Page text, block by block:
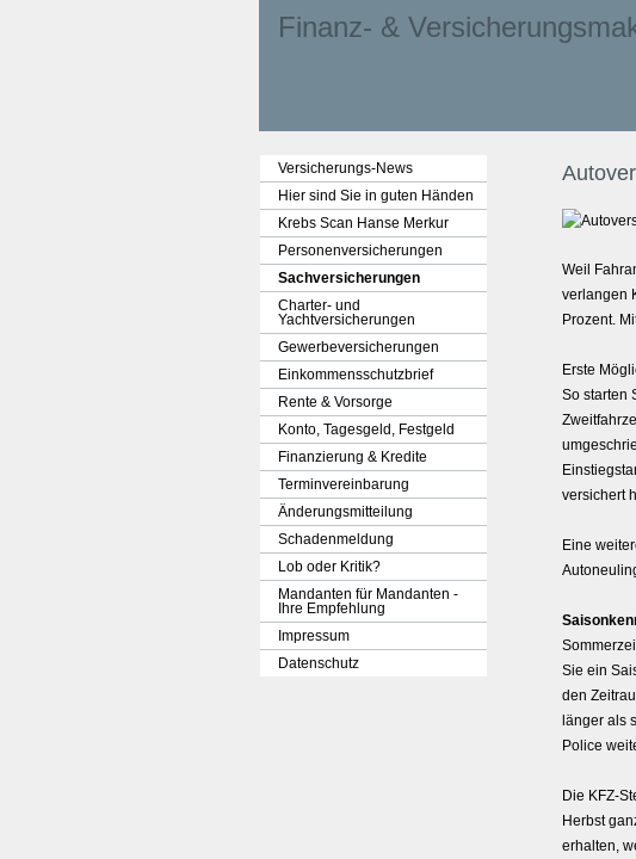
Finanz- &
Versicherungs-News
Hier sind Sie in guten Händen
Krebs Scan Hanse Merkur
Per­sonenversicherungen
Sachversicherungen
Charter- und
Yachtversicherungen
Gewerbeversicherungen
Einkommensschutzbrief
Rente & Vorsorge
Konto, Tages­geld, Festgeld
Finanzierung & Kredite
Terminvereinbarung
Änderungsmitteilung
Schadenmeldung
Lob oder Kritik?
Mandanten für Mandanten -
Ihre Empfehlung
Impressum
Datenschutz
Weil
verlangen
Prozent.
Erste
So starten
versichert
Eine
Sie ein
den
länger als
Police
Die KFZ-
Herbst
erhalten,